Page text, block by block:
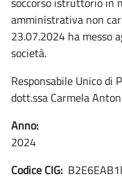
amministrativa non
23.07.2024 ha messo
società.
Responsabile Unico di
dott.ssa Carmela
Anno:
2024
Codice CIG: